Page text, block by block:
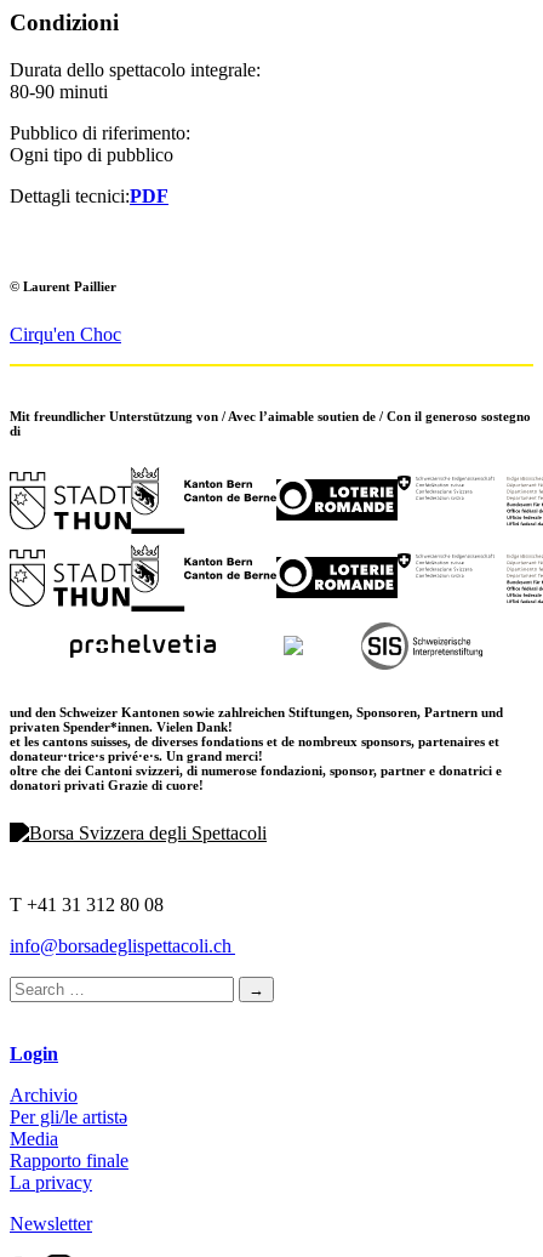
Condizioni
Durata dello spettacolo integrale:
80-90 minuti
Pubblico di riferimento:
Ogni tipo di pubblico
Dettagli tecnici:PDF
© Laurent Paillier
Cirqu'en Choc
Mit freundlicher Unterstützung von / Avec l’aimable soutien de / Con il generoso sostegno
di
und den Schweizer Kantonen sowie zahlreichen Stiftungen, Sponsoren, Partnern und
privaten Spender*innen. Vielen Dank!
et les cantons suisses, de diverses fondations et de nombreux sponsors, partenaires et
donateur·trice·s privé·e·s. Un grand merci!
oltre che dei Cantoni svizzeri, di numerose fondazioni, sponsor, partner e donatrici e
donatori privati Grazie di cuore!
T +41 31 312 80 08
info@borsadeglispettacoli.ch
Login
Archivio
Per gli/le artistə
Media
Rapporto finale
La privacy
Newsletter